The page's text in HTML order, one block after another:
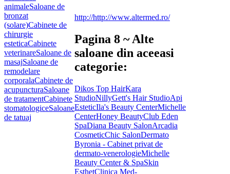
animaleSaloane de
bronzat
(solare)Cabinete de
chirurgie
esteticaCabinete
veterinareSaloane de
masajSaloane de
remodelare
corporalaCabinete de
acupuncturaSaloane
de tratamentCabinete
stomatologiceSaloane
de tatuaj
http://http://www.altermed.ro/
Pagina 8 ~ Alte
saloane din aceeasi
categorie:
Dikos Top HairKara
StudioNillyGett's Hair StudioApi
EsteticIla's Beauty CenterMichelle
CenterHoney BeautyClub Eden
SpaDiana Beauty SalonArcadia
CosmeticChic SalonDermato
Byronia - Cabinet privat de
dermato-venerologieMichelle
Beauty Center & SpaSkin
EsthetClinica Med-